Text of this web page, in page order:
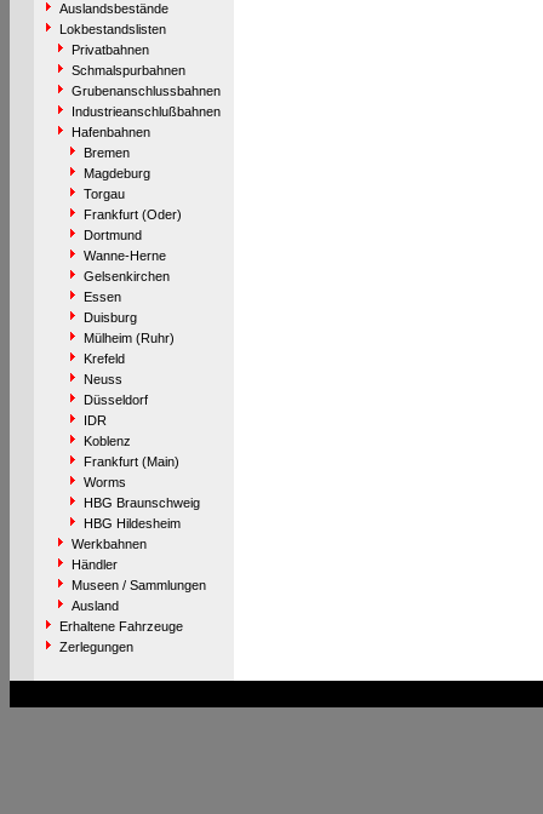
Auslandsbestände
Lokbestandslisten
Privatbahnen
Schmalspurbahnen
Grubenanschlussbahnen
Industrieanschlußbahnen
Hafenbahnen
Bremen
Magdeburg
Torgau
Frankfurt (Oder)
Dortmund
Wanne-Herne
Gelsenkirchen
Essen
Duisburg
Mülheim (Ruhr)
Krefeld
Neuss
Düsseldorf
IDR
Koblenz
Frankfurt (Main)
Worms
HBG Braunschweig
HBG Hildesheim
Werkbahnen
Händler
Museen / Sammlungen
Ausland
Erhaltene Fahrzeuge
Zerlegungen